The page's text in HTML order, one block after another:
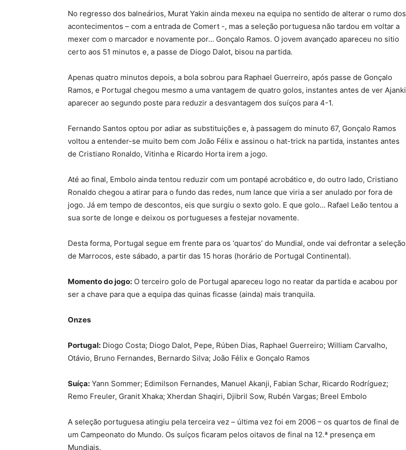
No regresso dos balneários, Murat Yakin ainda mexeu na equipa no sentido de alterar o rumo dos
acontecimentos – com a entrada de Comert -, mas a seleção portuguesa não tardou em voltar a
mexer com o marcador e novamente por… Gonçalo Ramos. O jovem avançado apareceu no sitio
certo aos 51 minutos e, a passe de Diogo Dalot, bisou na partida.
Apenas quatro minutos depois, a bola sobrou para Raphael Guerreiro, após passe de Gonçalo
Ramos, e Portugal chegou mesmo a uma vantagem de quatro golos, instantes antes de ver Ajanki
aparecer ao segundo poste para reduzir a desvantagem dos suíços para 4-1.
Fernando Santos optou por adiar as substituições e, à passagem do minuto 67, Gonçalo Ramos
voltou a entender-se muito bem com João Félix e assinou o hat-trick na partida, instantes antes
de Cristiano Ronaldo, Vitinha e Ricardo Horta irem a jogo.
Até ao final, Embolo ainda tentou reduzir com um pontapé acrobático e, do outro lado, Cristiano
Ronaldo chegou a atirar para o fundo das redes, num lance que viria a ser anulado por fora de
jogo. Já em tempo de descontos, eis que surgiu o sexto golo. E que golo… Rafael Leão tentou a
sua sorte de longe e deixou os portugueses a festejar novamente.
Desta forma, Portugal segue em frente para os ‘quartos’ do Mundial, onde vai defrontar a seleção
de Marrocos, este sábado, a partir das 15 horas (horário de Portugal Continental).
Momento do jogo: O terceiro golo de Portugal apareceu logo no reatar da partida e acabou por
ser a chave para que a equipa das quinas ficasse (ainda) mais tranquila.
Onzes
Portugal: Diogo Costa; Diogo Dalot, Pepe, Rúben Dias, Raphael Guerreiro; William Carvalho,
Otávio, Bruno Fernandes, Bernardo Silva; João Félix e Gonçalo Ramos
Suíça: Yann Sommer; Edimilson Fernandes, Manuel Akanji, Fabian Schar, Ricardo Rodríguez;
Remo Freuler, Granit Xhaka; Xherdan Shaqiri, Djibril Sow, Rubén Vargas; Breel Embolo
A seleção portuguesa atingiu pela terceira vez – última vez foi em 2006 – os quartos de final de
um Campeonato do Mundo. Os suíços ficaram pelos oitavos de final na 12.ª presença em
Mundiais.